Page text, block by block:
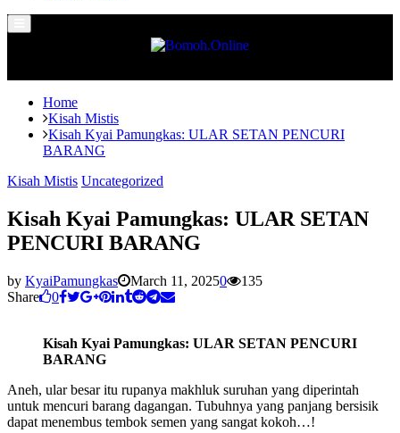
Menu
Home
Kisah Mistis
Kisah Kyai Pamungkas: ULAR SETAN PENCURI
BARANG
Kisah Mistis Uncategorized
Kisah Kyai Pamungkas: ULAR SETAN
PENCURI BARANG
by KyaiPamungkas March 11, 20250
135
Share
0
Kisah Kyai Pamungkas: ULAR SETAN PENCURI
BARANG
Aneh, ular besar itu rupanya makhluk suruhan yang diperintah
untuk mencuri barang dagangan. Tubuhnya yang panjang bersisik
dapat menembus tembok semen yang sangat kokoh…!